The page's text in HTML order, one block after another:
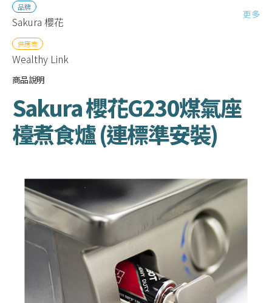
品牌
Sakura 櫻花
更多
供應商
Wealthy Link
商品說明
Sakura 櫻花G230煤氣座
檯煮食爐 (連標準安裝)